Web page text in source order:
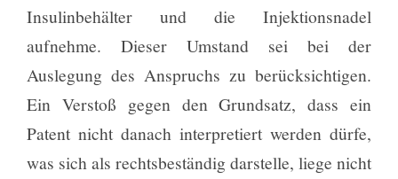
Insulinbehälter und die Injektionsnadel
aufnehme. Dieser Umstand sei bei der
Auslegung des Anspruchs zu berücksichtigen.
Ein Verstoß gegen den Grundsatz, dass ein
Patent nicht danach interpretiert werden dürfe,
was sich als rechtsbeständig darstelle, liege nicht